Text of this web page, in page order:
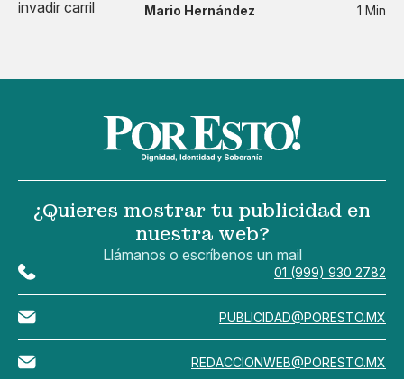
Mario Hernández 1 Min
¿Quieres mostrar tu publicidad en
nuestra web?
Llámanos o escríbenos un mail
01 (999) 930 2782
PUBLICIDAD@PORESTO.MX
REDACCIONWEB@PORESTO.MX